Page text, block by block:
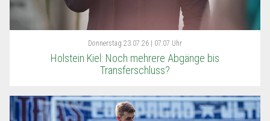
Donnerstag 23.07.26 | 07:07 Uhr
Holstein Kiel: Noch mehrere Abgänge bis
Transferschluss?